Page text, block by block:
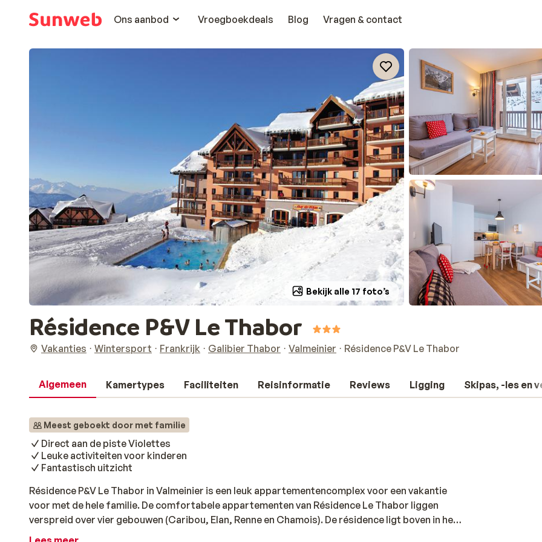
Ons aanbod
Vroegboekdeals Blog Vragen & contact
Bekijk alle 17 foto’s
Résidence P&V Le Thabor
Vakanties Wintersport Frankrijk Galibier Thabor Valmeinier Résidence P&V Le Thabor
Algemeen Kamertypes Faciliteiten Reisinformatie Reviews Ligging Skipas, -les en
Meest geboekt door met familie
Direct aan de piste Violettes
Leuke activiteiten voor kinderen
Fantastisch uitzicht
Résidence P&V Le Thabor in Valmeinier is een leuk appartementencomplex voor een vakantie
voor met de hele familie. De comfortabele appartementen van Résidence Le Thabor liggen
verspreid over vier gebouwen (Caribou, Elan, Renne en Chamois). De résidence ligt boven in het
dorp 1800, direct aan de blauwe piste Violettes. Zo kun je 's morgens dus gelijk vanuit de